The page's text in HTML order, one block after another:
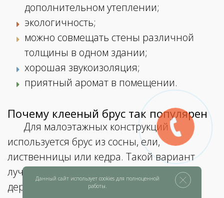
дополнительном утеплении;
экологичность;
можно совмещать стены различной
толщины в одном здании;
хорошая звукоизоляция;
приятный аромат в помещении.
Почему клееный брус так популярен
Для малоэтажных конструкций
используется брус из сосны, ели,
лиственницы или кедра. Такой вариант
лучше других вариантов строительства
деревянных сооружений, так как
Данный сайт использует cookies для полноценной
работы.